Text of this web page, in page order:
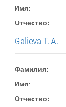
Имя:
Отчество:
Galieva T. A.
Фамилия:
Имя:
Отчество: